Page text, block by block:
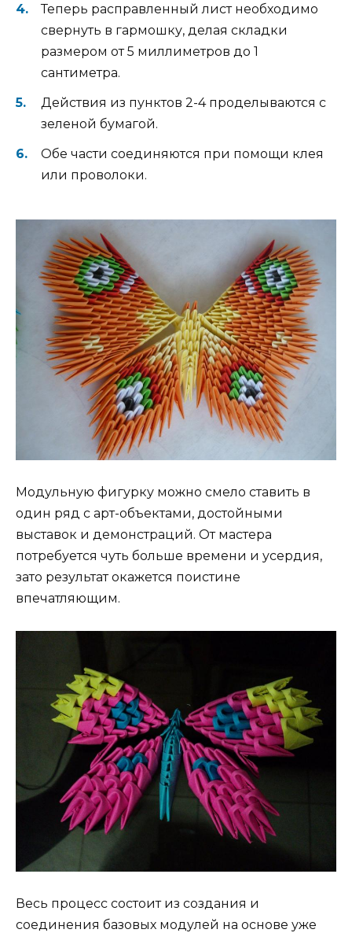
Теперь расправленный лист необходимо
свернуть в гармошку, делая складки
размером от 5 миллиметров до 1
сантиметра.
Действия из пунктов 2-4 проделываются с
зеленой бумагой.
Обе части соединяются при помощи клея
или проволоки.
Модульную фигурку можно смело ставить в
один ряд с арт-объектами, достойными
выставок и демонстраций. От мастера
потребуется чуть больше времени и усердия,
зато результат окажется поистине
впечатляющим.
Весь процесс состоит из создания и
соединения базовых модулей на основе уже